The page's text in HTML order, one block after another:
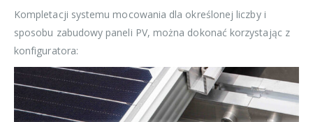
Kompletacji systemu mocowania dla określonej liczby i
sposobu zabudowy paneli PV, można dokonać korzystając z
konfiguratora: